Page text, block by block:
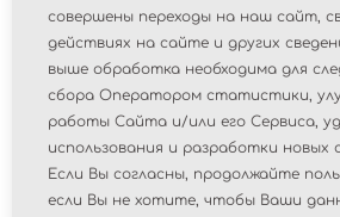
Новости
совершены переходы на наш сайт,
действиях на сайте и других
выше обработка необходима для
сбора Оператором статистики,
работы Сайта и/или его Сервиса,
использования и разработки новых
Если Вы согласны, продолжайте
если Вы не хотите, чтобы Ваши